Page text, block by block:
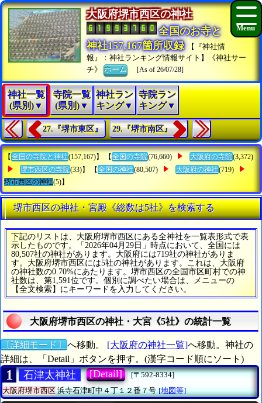
大阪府堺市西区の神社
全国のお寺と
神社157,167箇所収録
【『神社情
報』：神社ランキング情報サイト】《神社サー
チ》ホーム [As of 26/07/28]
神社一覧
(県別)▼
寺院一覧
(県別)▼
神社ラン
キング▼
寺院ラン
キング▼
27.『堺市東区』 29.『堺市南区』
【 全国の寺院と神社(157,167)】 【 全国の寺院(76,660) 大阪府の寺院(3,372)
堺市西区の寺院(33)】 【 全国の神社(80,507) 大阪府の神社(719)
堺市西区の神社(5)】
堺市西区の神社・宮殿《総数は5社》を検索する
下記のリストは、大阪府堺市西区にある全神社を一覧表形式で表
示したものです。「2026年04月29日」時点において、全国には
80,507社の神社があります。大阪府には719社の神社がありま
す。大阪府堺市西区には5社の神社があります。これは、大阪府
の神社数の0.70%にあたります。堺市西区の全国市区町村での神
社数は、第1,591位です。個別に調べたい場合は、メニューの
【全文検索】にキーワードを入力してください。
大阪府堺市西区の神社・大宮《5社》の統計一覧
〔詳細モード〕 へ移動。 [大阪府の神社一覧]へ移動。神社の
詳細は、「Detail」ボタンを押す。(漢字コード順にソート)
1 石津太神社 [Detail]
[〒592-8334]
大阪府堺市西区浜寺石津町中４丁１２番７号 [地図等]